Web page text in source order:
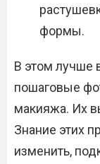
формы.
В этом лучше
пошаговые
макияжа. Их
Знание этих
изменить,